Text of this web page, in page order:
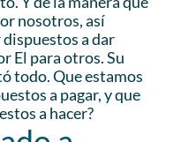
nosotros, así
a dar
El para otros. Su
todo. Que estamos
a pagar, y que
a hacer?